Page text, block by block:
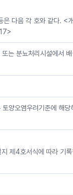
은 다음 각 호와 같다. <
는 분뇨처리시설에서
토양오염우려기준에 해당
제4호서식에 따라 기